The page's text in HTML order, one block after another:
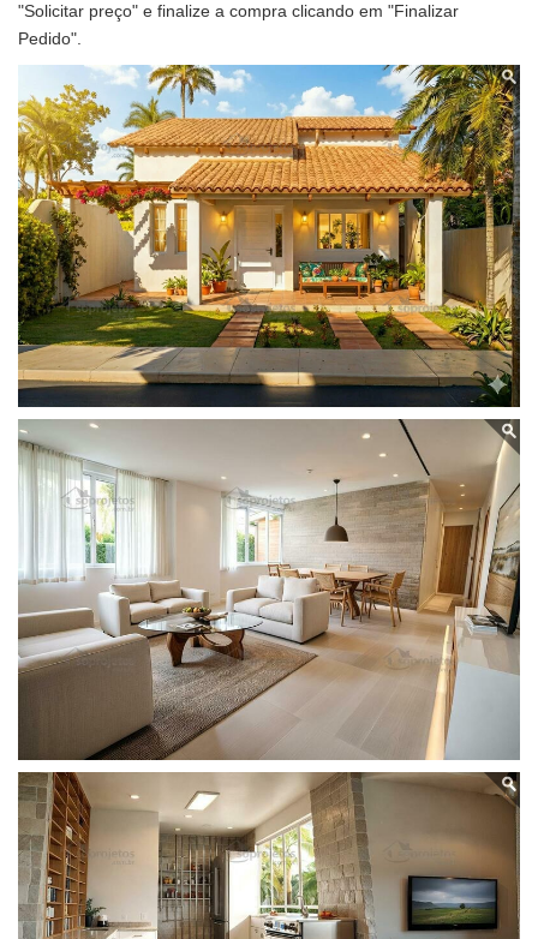
"Solicitar preço" e finalize a compra clicando em "Finalizar
Pedido".